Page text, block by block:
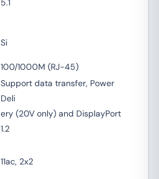
5.1
Si
100/1000M (RJ-45)
Support data transfer, Power
Deli
ery (20V only) and DisplayPort
1.2
11ac, 2x2